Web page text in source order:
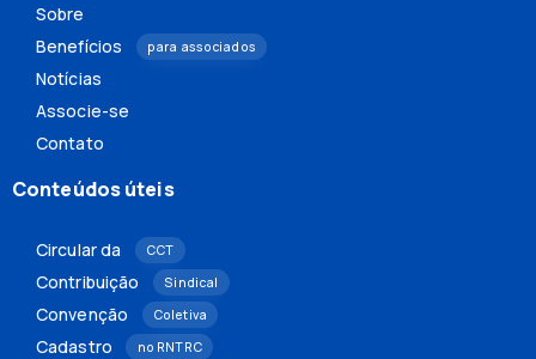
Sobre
Benefícios
para associados
Notícias
Associe-se
Contato
Conteúdos úteis
Circular da CCT
Contribuição Sindical
Convenção Coletiva
Cadastro no RNTRC